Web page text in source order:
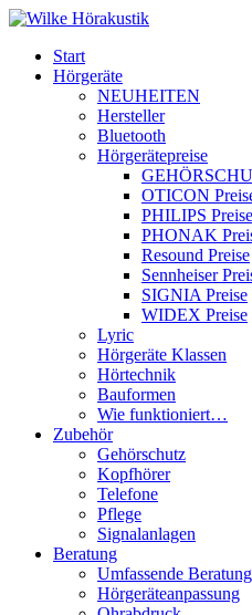
Start
Hörgeräte
NEUHEITEN
Hersteller
Bluetooth
Hörgerätepreise
OTICON
PHILIPS Preise
PHONAK
Resound Preise
Sennheiser
SIGNIA Preise
WIDEX Preise
Lyric
Hörgeräte Klassen
Hörtechnik
Bauformen
Wie funktioniert…
Zubehör
Gehörschutz
Kopfhörer
Telefone
Pflege
Signalanlagen
Beratung
Umfassende Beratung
Hörgeräteanpassung